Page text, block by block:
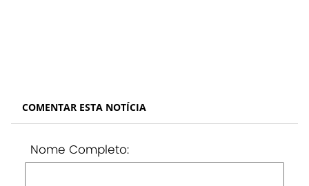
COMENTAR ESTA NOTÍCIA
Nome Completo: